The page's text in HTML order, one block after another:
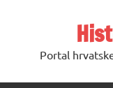
Portal